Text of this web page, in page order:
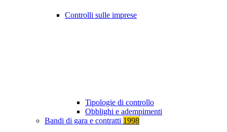
Controlli sulle imprese
Tipologie di controllo
Obblighi e adempimenti
Bandi di gara e contratti 1998